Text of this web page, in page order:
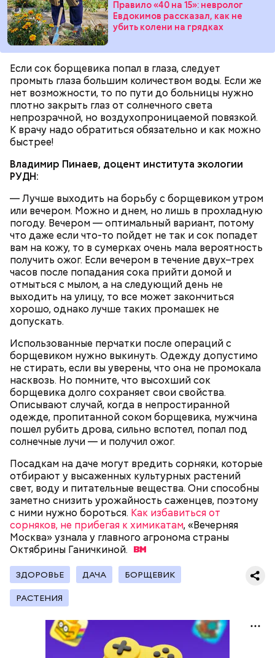
Правило «40 на 15»: невролог
Евдокимов рассказал, как не
убить колени на грядках
Если сок борщевика попал в глаза, следует
промыть глаза большим количеством воды. Если же
нет возможности, то по пути до больницы нужно
плотно закрыть глаз от солнечного света
непрозрачной, но воздухопроницаемой повязкой.
К врачу надо обратиться обязательно и как можно
быстрее!
Владимир Пинаев, доцент института экологии
РУДН:
— Лучше выходить на борьбу с борщевиком утром
или вечером. Можно и днем, но лишь в прохладную
погоду. Вечером — оптимальный вариант, потому
что даже если что-то пойдет не так и сок попадет
вам на кожу, то в сумерках очень мала вероятность
получить ожог. Если вечером в течение двух–трех
часов после попадания сока прийти домой и
отмыться с мылом, а на следующий день не
выходить на улицу, то все может закончиться
хорошо, однако лучше таких промашек не
допускать.
Использованные перчатки после операций с
борщевиком нужно выкинуть. Одежду допустимо
не стирать, если вы уверены, что она не промокала
насквозь. Но помните, что высохший сок
борщевика долго сохраняет свои свойства.
Описывают случай, когда в непростиранной
одежде, пропитанной соком борщевика, мужчина
пошел рубить дрова, сильно вспотел, попал под
солнечные лучи — и получил ожог.
Посадкам на даче могут вредить сорняки, которые
отбирают у высаженных культурных растений
свет, воду и питательные вещества. Они способны
заметно снизить урожайность саженцев, поэтому
с ними нужно бороться. Как избавиться от
сорняков, не прибегая к химикатам, «Вечерняя
Москва» узнала у главного агронома страны
Октябрины Ганичкиной.
ЗДОРОВЬЕ ДАЧА БОРЩЕВИК
РАСТЕНИЯ
В Международный день холостяка все мужчины
без пары видятся со своими друзьями, устраивают
вечеринки, играют в видеоигры и проводят время,
это возможно, ведь может быть и так, что через год
они уже не будут холостяками.
День малины со сливками
День малины со сливками отмечается в США в
честь вкусового сочетания этой ягоды со сливками.
В этот праздник люди едят не только малину со
сливками, но и другие десерты на основе этих
двух ингредиентов. Их можно купить в магазине
или сделать самостоятельно вместе со своими
родными и близкими.
Ингредиенты:
кабачок;
брынза;
растительное масло;
помидоры черри либо грунтовые.
— Кабачки нужно натереть длинными слайсами
(это можно сделать на специальной терке),
похожими на спагетти, и уложить в противень.
Дальше нужно добавить немного растительного
масла, соль, а сверху бросить хаотично
порезанную брынзу. Затем добавляются помидоры
черри или грунтовые, — рассказал шеф-повар.
Ранние плоды, по словам врача, лучше не есть:
беременным, кормящим женщинам;
людям с ослабленной иммунной системой;
пожилым;
детям.
— Там может содержаться огромное количество
нитратов, которое вызовет головокружение,
гипоксию и ухудшение физического состояния, —
предостерегла Соломатина.
собеседница «ВМ».